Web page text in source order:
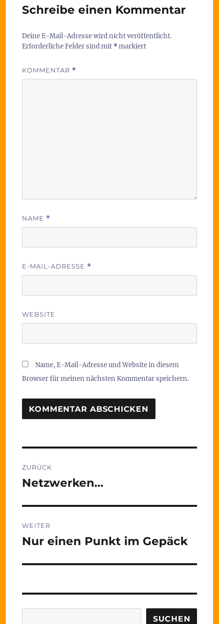
Schreibe einen Kommentar
Deine E-Mail-Adresse wird nicht veröffentlicht.
Erforderliche Felder sind mit *markiert
KOMMENTAR *
NAME *
E-MAIL-ADRESSE *
WEBSITE
Name, E-Mail-Adresse und Website in diesem
Browser für meinen nächsten Kommentar speichern.
ZURÜCK
Vorheriger
Netzwerken…
WEITER
Nächster
Nur einen Punkt im Gepäck
SUCHEN